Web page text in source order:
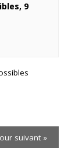
9
suivant »